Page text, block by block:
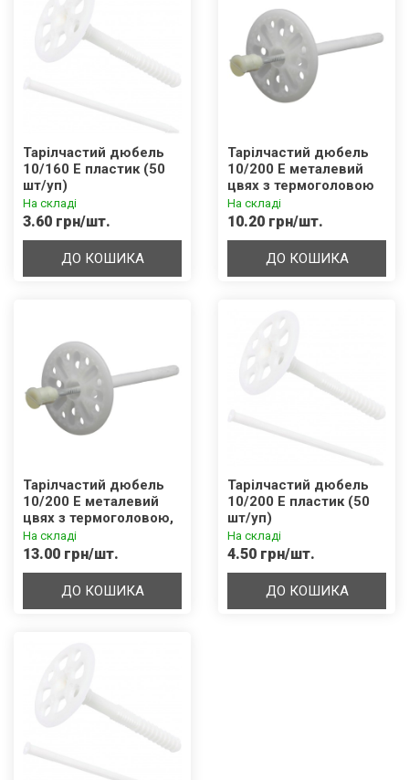
Тарілчастий дюбель
10/160 Е пластик (50
шт/уп)
На складі
3.60 грн/шт.
ДО КОШИКА
Тарілчастий дюбель
10/200 Е металевий
цвях з термоголовою
(50 шт/уп)
На складі
10.20 грн/шт.
ДО КОШИКА
Тарілчастий дюбель
10/200 Е металевий
цвях з термоголовою,
подовжений розпір
8см (50 шт/уп)
На складі
13.00 грн/шт.
ДО КОШИКА
Тарілчастий дюбель
10/200 Е пластик (50
шт/уп)
На складі
4.50 грн/шт.
ДО КОШИКА